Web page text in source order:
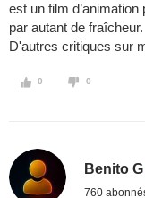
est un film
par autant de fraîcheur.
D'autres critiques sur
0 0
Benito G
760